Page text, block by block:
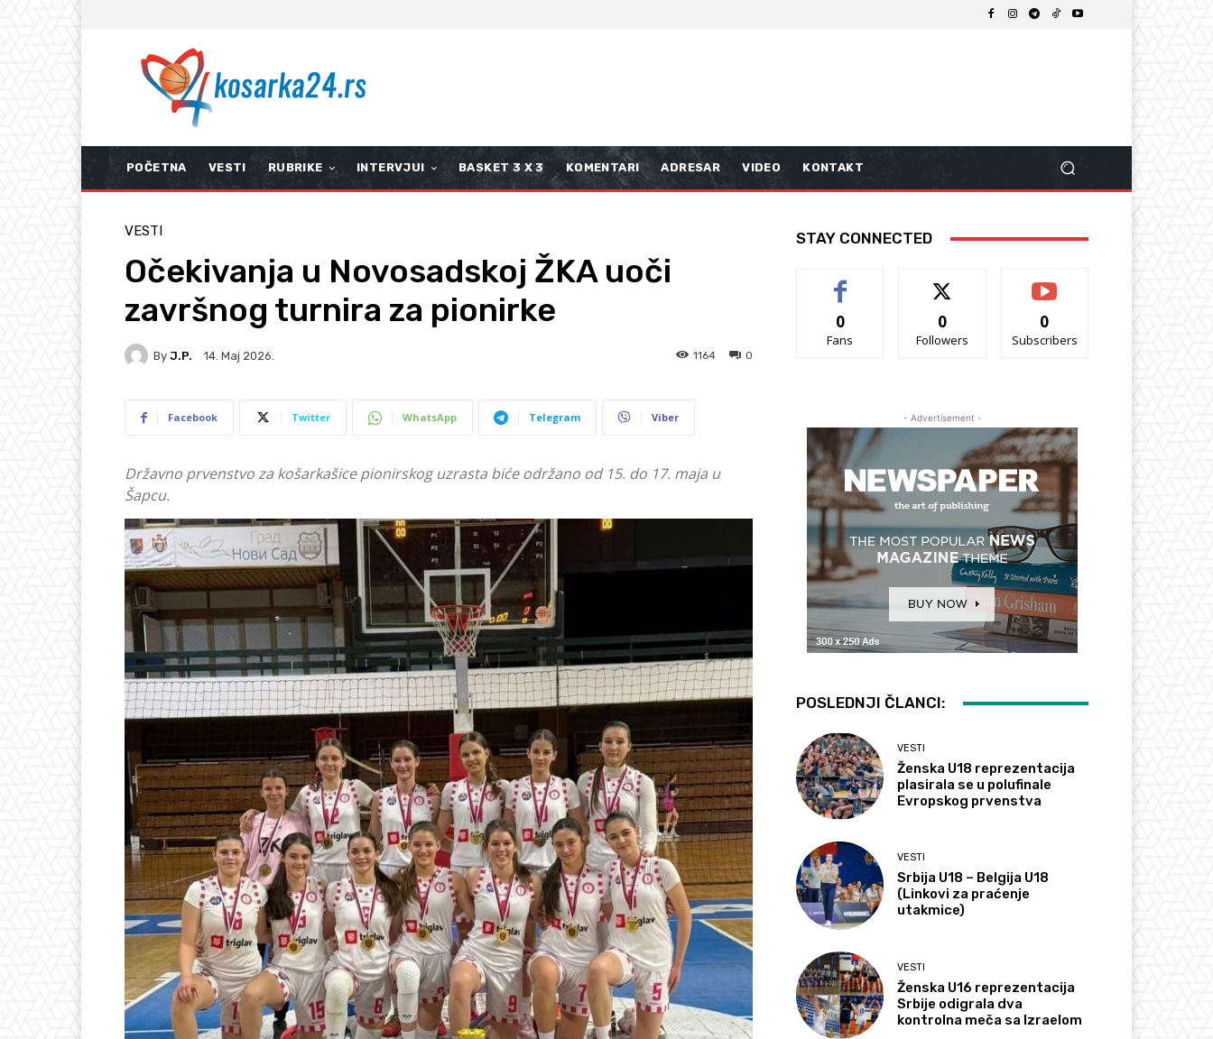
POČETNA VESTI RUBRIKE INTERVJUI BASKET 3 X 3 KOMENTARI ADRESAR VIDEO KONTAKT
VESTI
Očekivanja u Novosadskoj ŽKA uoči
završnog turnira za pionirke
By J.P. 14. Мај 2026. 0
1164
Facebook Twitter WhatsApp Telegram Viber
Državno prvenstvo za košarkašice pionirskog uzrasta biće održano od 15. do 17. maja u
Šapcu.
STAY CONNECTED
0
Fans
0
Followers
0
Subscribers
- Advertisement -
POSLEDNJI ČLANCI:
VESTI
Ženska U18 reprezentacija
plasirala se u polufinale
Evropskog prvenstva
VESTI
Srbija U18 – Belgija U18
(Linkovi za praćenje
utakmice)
VESTI
Ženska U16 reprezentacija
Srbije odigrala dva
kontrolna meča sa Izraelom